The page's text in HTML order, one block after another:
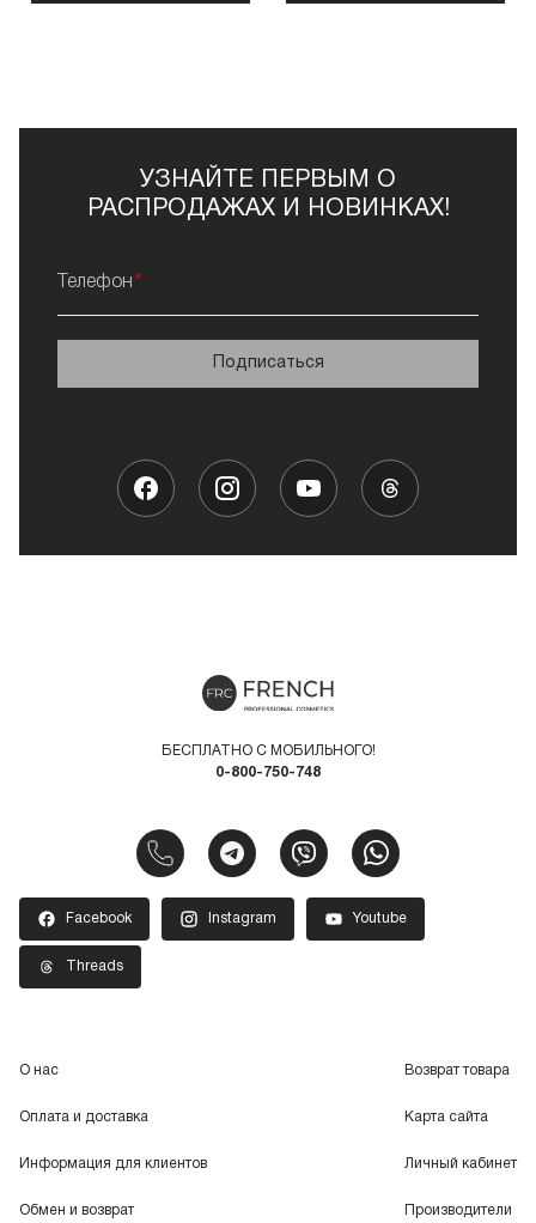
УЗНАЙТЕ ПЕРВЫМ О
РАСПРОДАЖАХ И НОВИНКАХ!
Телефон
Подписаться
БЕСПЛАТНО С МОБИЛЬНОГО!
0-800-750-748
Facebook Instagram Youtube
Threads
О нас
Оплата и доставка
Информация для клиентов
Обмен и возврат
Возврат товара
Карта сайта
Личный кабинет
Производители